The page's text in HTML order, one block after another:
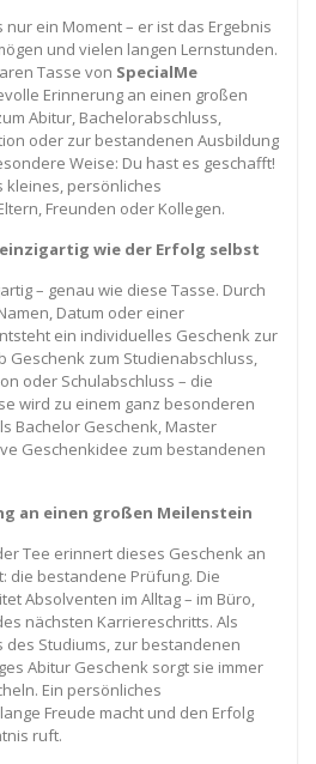
nur ein Moment – er ist das Ergebnis
und vielen langen Lernstunden.
Tasse von SpecialMe
Erinnerung an einen großen
Abitur, Bachelorabschluss,
oder zur bestandenen Ausbildung
Weise: Du hast es geschafft!
kleines, persönliches
Freunden oder Kollegen.
wie der Erfolg selbst
– genau wie diese Tasse. Durch
Datum oder einer
ein individuelles Geschenk zur
Geschenk zum Studienabschluss,
oder Schulabschluss – die
wird zu einem ganz besonderen
Bachelor Geschenk, Master
Geschenkidee zum bestandenen
an einen großen Meilenstein
Tee erinnert dieses Geschenk an
die bestandene Prüfung. Die
Absolventen im Alltag – im Büro,
nächsten Karriereschritts. Als
des Studiums, zur bestandenen
Abitur Geschenk sorgt sie immer
Ein persönliches
Freude macht und den Erfolg
ruft.